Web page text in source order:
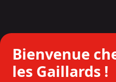
Bienvenue
les Gaillards !